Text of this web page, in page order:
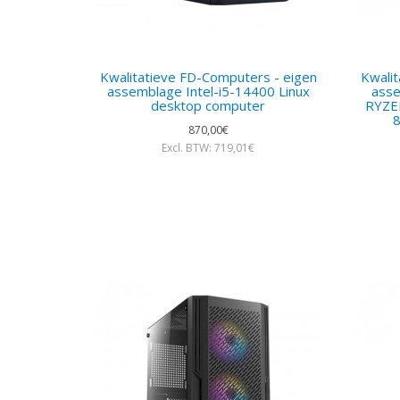
Kwalitatieve FD-Computers - eigen
assemblage Intel-i5-14400 Linux
desktop computer
870,00€
Excl. BTW: 719,01€